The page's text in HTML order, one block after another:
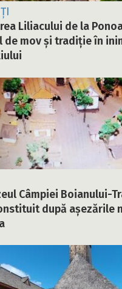
Liliacului de la
de mov și tradiție în
Câmpiei Boianului-
după așezările